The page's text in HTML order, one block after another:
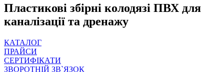
Пластикові збірні колодязі ПВХ для
каналізації та дренажу
КАТАЛОГ
ПРАЙСИ
СЕРТИФІКАТИ
ЗВОРОТНІЙ ЗВ`ЯЗОК